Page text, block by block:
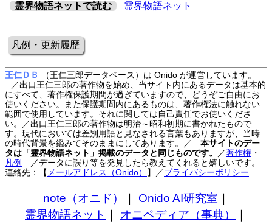
霊界物語ネットで読む 霊界物語ネット
凡例・更新履歴
王仁ＤＢ
（王仁三郎データベース）は Onido が運営しています。
／出口王仁三郎の著作物を始め、当サイト内にあるデータは基本的
にすべて、著作権保護期間が過ぎていますので、どうぞご自由にお
使いください。また保護期間内にあるものは、著作権法に触れない
範囲で使用しています。それに関しては自己責任でお使いくださ
い。／出口王仁三郎の著作物は明治～昭和初期に書かれたもので
す。現代においては差別用語と見なされる言葉もありますが、当時
の時代背景を鑑みてそのままにしてあります。／ 本サイトのデー
タは「霊界物語ネット」掲載のデータと同じものです。
／著作権 ・
凡例
／データに誤り等を発見したら教えてくれると嬉しいです。
連絡先：【 メールアドレス（Onido） 】 ／プライバシーポリシー
note（オニド） Onido AI研究室
霊界物語ネット
オニペディア（事典）